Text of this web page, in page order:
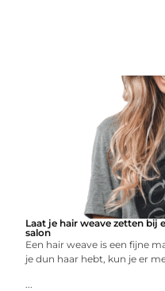
Laat je hair weave zetten bij
salon
Een hair weave is een fijne
je dun haar hebt, kun je er
...